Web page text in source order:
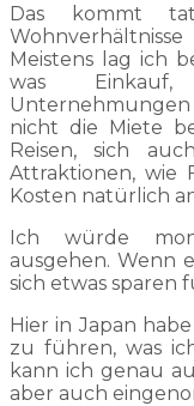
Das kommt
Meistens lag ich
was
nicht die Miete
Reisen, sich
Attraktionen, wie
Kosten natürlich
Ich würde
ausgehen. Wenn
sich etwas sparen
Hier in Japan
zu führen, was
kann ich genau
aber auch